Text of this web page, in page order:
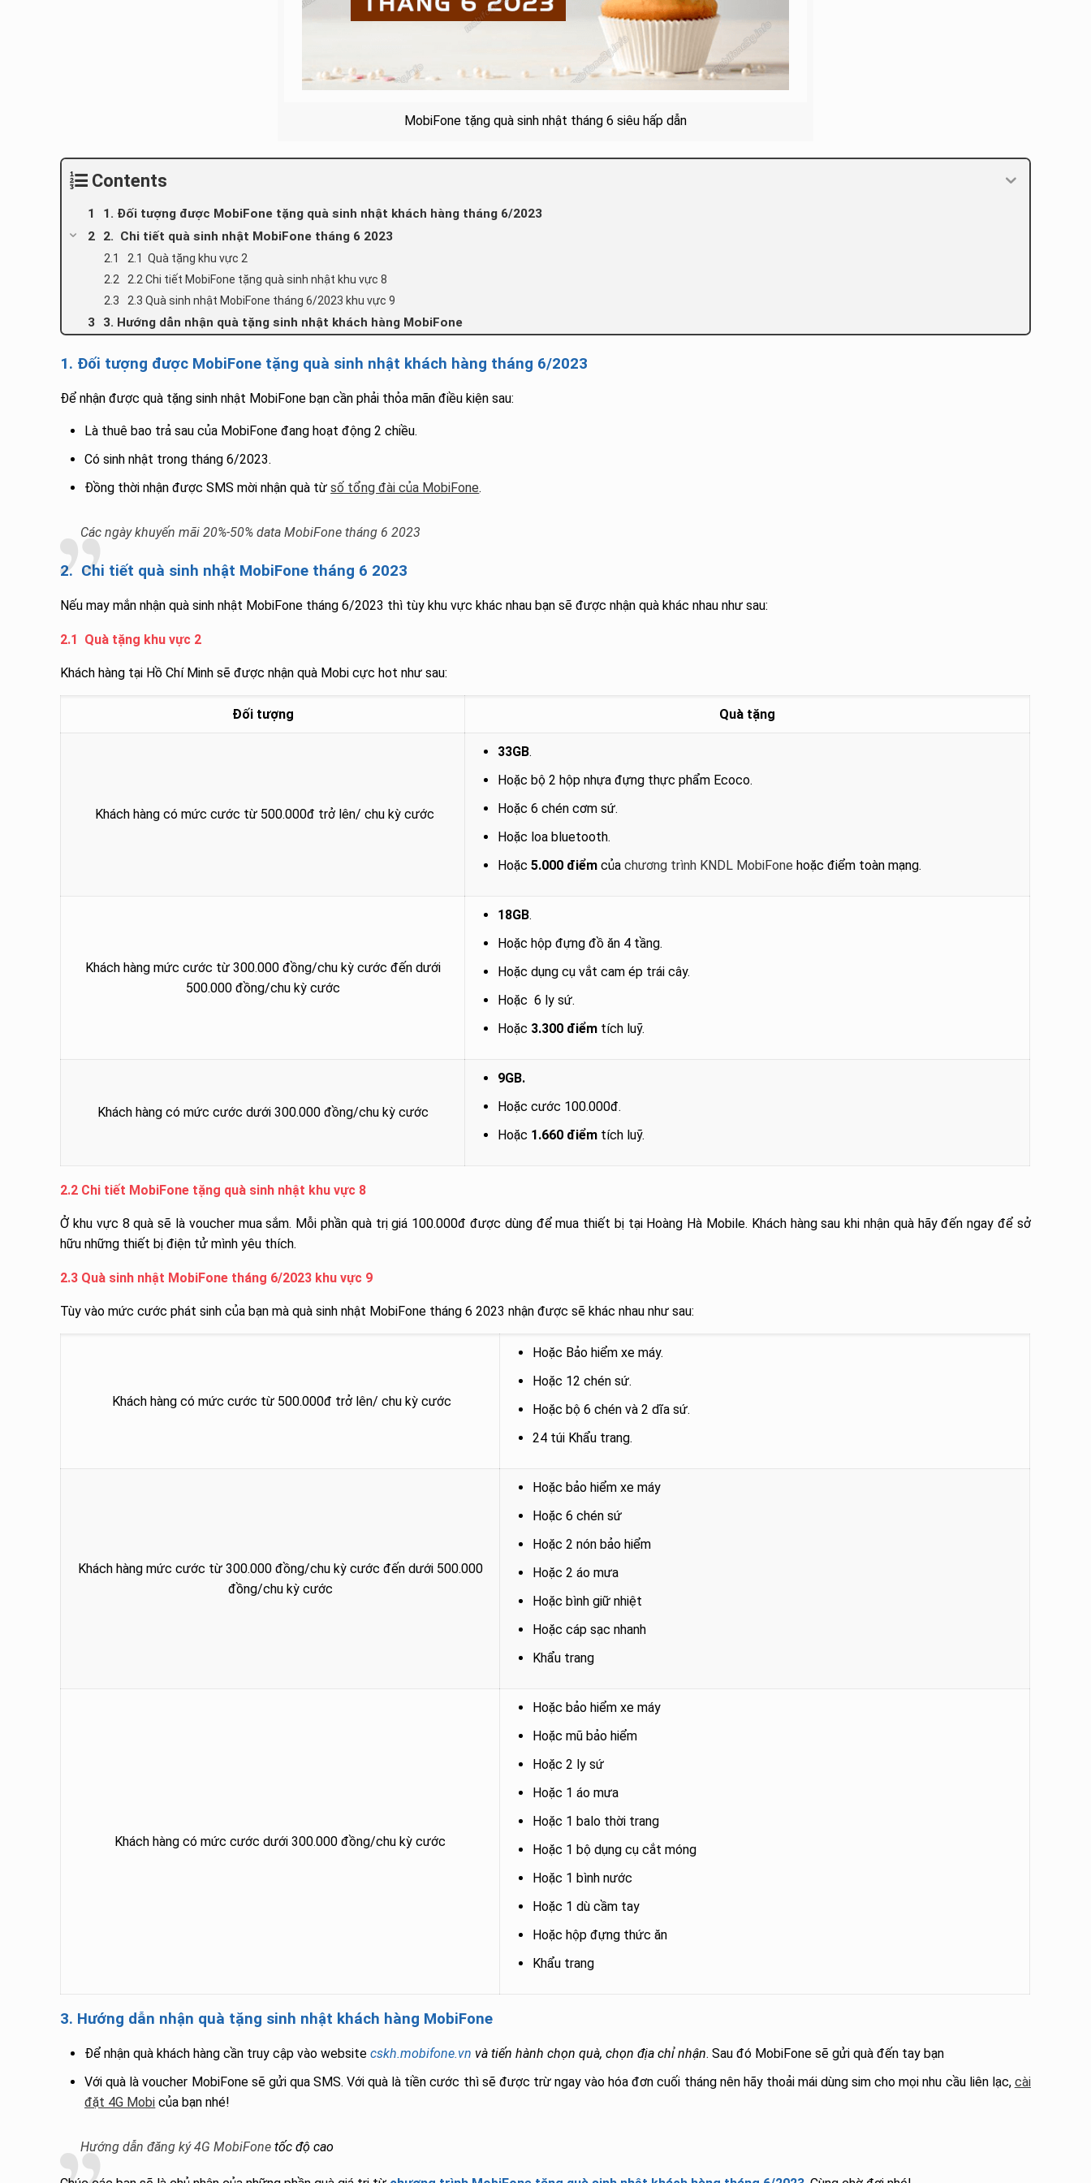
MobiFone tặng quà sinh nhật tháng 6 siêu hấp dẫn
Contents
1. Đối tượng được MobiFone tặng quà sinh nhật khách hàng tháng 6/2023
2. Chi tiết quà sinh nhật MobiFone tháng 6 2023
2.1 Quà tặng khu vực 2
2.2 Chi tiết MobiFone tặng quà sinh nhật khu vực 8
2.3 Quà sinh nhật MobiFone tháng 6/2023 khu vực 9
3. Hướng dẫn nhận quà tặng sinh nhật khách hàng MobiFone
1. Đối tượng được MobiFone tặng quà sinh nhật khách hàng tháng 6/2023
Để nhận được quà tặng sinh nhật MobiFone bạn cần phải thỏa mãn điều kiện sau:
Là thuê bao trả sau của MobiFone đang hoạt động 2 chiều.
Có sinh nhật trong tháng 6/2023.
Đồng thời nhận được SMS mời nhận quà từsố tổng đài của MobiFone.
Các ngày khuyến mãi 20%-50% data MobiFone tháng 6 2023
2. Chi tiết quà sinh nhật MobiFone tháng 6 2023
Nếu may mắn nhận quà sinh nhật MobiFone tháng 6/2023 thì tùy khu vực khác nhau bạn sẽ được nhận quà khác nhau như sau:
2.1 Quà tặng khu vực 2
Khách hàng tại Hồ Chí Minh sẽ được nhận quà Mobi cực hot như sau:
Đối tượng Quà tặng
Khách hàng có mức cước từ 500.000đ trở lên/ chu kỳ cước
33GB.
Hoặc bộ 2 hộp nhựa đựng thực phẩm Ecoco.
Hoặc 6 chén cơm sứ.
Hoặc loa bluetooth.
Hoặc 5.000 điểm củachương trình KNDL MobiFone hoặc điểm toàn mạng.
Khách hàng mức cước từ 300.000 đồng/chu kỳ cước đến dưới
500.000 đồng/chu kỳ cước
18GB.
Hoặc hộp đựng đồ ăn 4 tầng.
Hoặc dụng cụ vắt cam ép trái cây.
Hoặc 6 ly sứ.
Hoặc 3.300 điểm tích luỹ.
Khách hàng có mức cước dưới 300.000 đồng/chu kỳ cước
9GB.
Hoặc cước 100.000đ.
Hoặc 1.660 điểm tích luỹ.
2.2 Chi tiết MobiFone tặng quà sinh nhật khu vực 8
Ở khu vực 8 quà sẽ là voucher mua sắm. Mỗi phần quà trị giá 100.000đ được dùng để mua thiết bị tại Hoàng Hà Mobile. Khách hàng sau khi nhận quà hãy đến ngay để sở
hữu những thiết bị điện tử mình yêu thích.
2.3 Quà sinh nhật MobiFone tháng 6/2023 khu vực 9
Tùy vào mức cước phát sinh của bạn mà quà sinh nhật MobiFone tháng 6 2023 nhận được sẽ khác nhau như sau:
Khách hàng có mức cước từ 500.000đ trở lên/ chu kỳ cước
Hoặc Bảo hiểm xe máy.
Hoặc 12 chén sứ.
Hoặc bộ 6 chén và 2 dĩa sứ.
24 túi Khẩu trang.
Khách hàng mức cước từ 300.000 đồng/chu kỳ cước đến dưới 500.000
đồng/chu kỳ cước
Hoặc bảo hiểm xe máy
Hoặc 6 chén sứ
Hoặc 2 nón bảo hiểm
Hoặc 2 áo mưa
Hoặc bình giữ nhiệt
Hoặc cáp sạc nhanh
Khẩu trang
Khách hàng có mức cước dưới 300.000 đồng/chu kỳ cước
Hoặc bảo hiểm xe máy
Hoặc mũ bảo hiểm
Hoặc 2 ly sứ
Hoặc 1 áo mưa
Hoặc 1 balo thời trang
Hoặc 1 bộ dụng cụ cắt móng
Hoặc 1 bình nước
Hoặc 1 dù cầm tay
Hoặc hộp đựng thức ăn
Khẩu trang
3. Hướng dẫn nhận quà tặng sinh nhật khách hàng MobiFone
Để nhận quà khách hàng cần truy cập vào websitecskh.mobifone.vn và tiến hành chọn quà, chọn địa chỉ nhận. Sau đó MobiFone sẽ gửi quà đến tay bạn
Với quà là voucher MobiFone sẽ gửi qua SMS. Với quà là tiền cước thì sẽ được trừ ngay vào hóa đơn cuối tháng nên hãy thoải mái dùng sim cho mọi nhu cầu liên lạc, cài
đặt 4G Mobi của bạn nhé!
Hướng dẫn đăng ký 4G MobiFone tốc độ cao